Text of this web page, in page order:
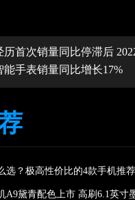
历首次销量同比停滞后
能手表销量同比增长17%
选？极高性价比的4款手机推荐
A9黛青配色上市 高刷6.1英寸